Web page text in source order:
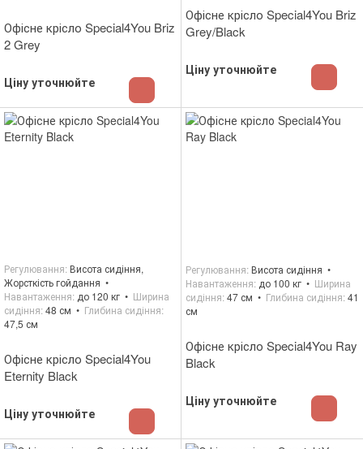
Офісне крісло Special4You Briz
2 Grey
Ціну уточнюйте
Офісне крісло Special4You Briz
Grey/Black
Ціну уточнюйте
Офісне крісло Special4You
Eternity Black
Ціну уточнюйте
Регулювання Висота сидіння,
Жорсткість гойдання
Навантаження до 120 кг
Ширина
сидіння 48 см
Глибина сидіння
47,5 см
Офісне крісло Special4You Ray
Black
Ціну уточнюйте
Регулювання Висота сидіння
Навантаження до 100 кг
Ширина
сидіння 47 см Глибина сидіння 41
см